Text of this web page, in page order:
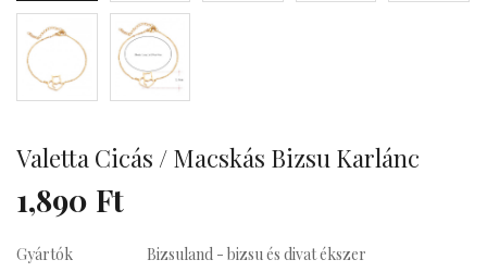
Valetta Cicás / Macskás Bizsu Karlánc
1,890 Ft
Gyártók
Bizsuland - bizsu és divat ékszer